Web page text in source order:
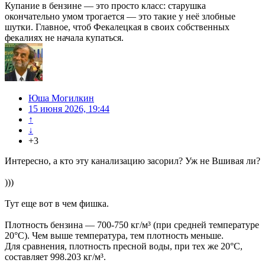
Купание в бензине — это просто класс: старушка
окончательно умом трогается — это такие у неё злобные
шутки. Главное, чтоб Фекалецкая в своих собственных
фекалиях не начала купаться.
Юша Могилкин
15 июня 2026, 19:44
↑
↓
+3
Интересно, а кто эту канализацию засорил? Уж не Вшивая ли?
)))
Тут еще вот в чем фишка.
Плотность бензина — 700-750 кг/м³ (при средней температуре
20°C). Чем выше температура, тем плотность меньше.
Для сравнения, плотность пресной воды, при тех же 20°C,
составляет 998.203 кг/м³.